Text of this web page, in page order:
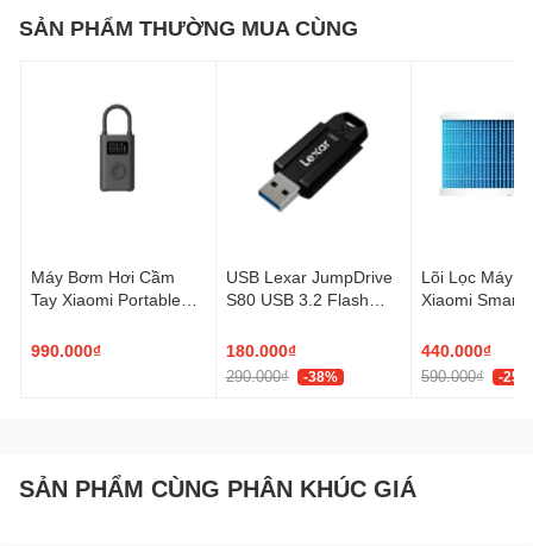
SẢN PHẨM THƯỜNG MUA CÙNG
Máy Bơm Hơi Cầm
Tay Xiaomi Portable
Compressor 2
990.000₫
USB Lexar JumpDrive
S80 USB 3.2 Flash
180.000₫
290.000₫ -38%
Lõi Lọc Máy
Xiaomi Smart
440.000₫
590.000₫ -25%
SẢN PHẨM CÙNG PHÂN KHÚC GIÁ